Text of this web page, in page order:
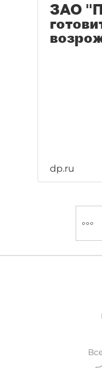
ЗАО
dp.ru